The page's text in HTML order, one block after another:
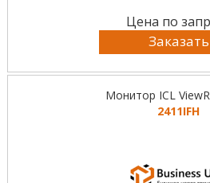
Цена по
Заказать
Монитор ICL
2411IFH